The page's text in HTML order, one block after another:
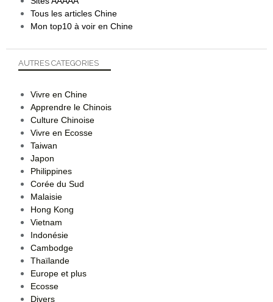
Tous les articles Chine
Mon top10 à voir en Chine
AUTRES CATEGORIES
Vivre en Chine
Apprendre le Chinois
Culture Chinoise
Vivre en Ecosse
Taiwan
Japon
Philippines
Corée du Sud
Malaisie
Hong Kong
Vietnam
Indonésie
Cambodge
Thaïlande
Europe et plus
Ecosse
Divers